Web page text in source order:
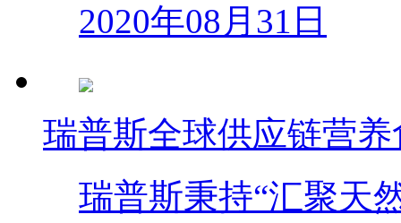
2020年08月31日
瑞普斯全球供应链营
瑞普斯秉持“汇聚天